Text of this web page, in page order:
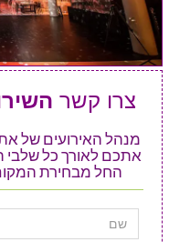
צרו קשר
אתכם לאורך כל שלבי
החל מבחירת